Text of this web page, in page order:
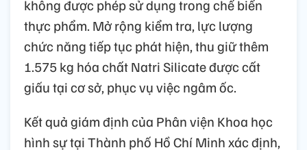
không được phép sử dụng trong chế biến
thực phẩm. Mở rộng kiểm tra, lực lượng
chức năng tiếp tục phát hiện, thu giữ thêm
1.575 kg hóa chất Natri Silicate được cất
giấu tại cơ sở, phục vụ việc ngâm ốc.
Kết quả giám định của Phân viện Khoa học
hình sự tại Thành phố Hồ Chí Minh xác định,